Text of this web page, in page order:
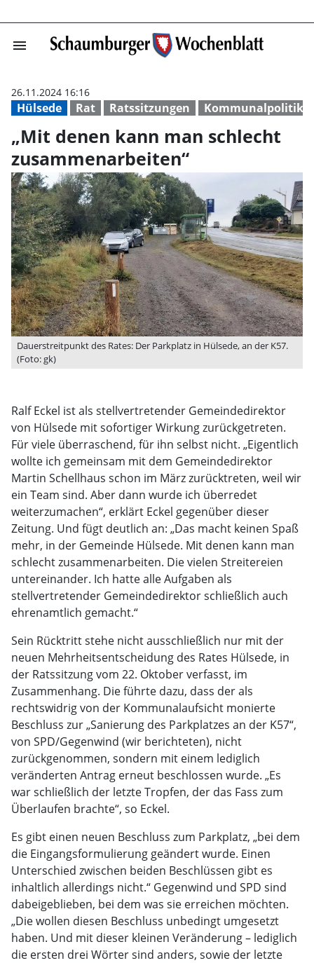
menu „Mit denen
Hülsede Rat Ratssitzungen Kommunalpolitik
26.11.2024 16:16
„Mit denen kann man schlecht
zusammenarbeiten“
Dauerstreitpunkt des Rates: Der Parkplatz in Hülsede, an der K57.
(Foto: gk)
Ralf Eckel ist als stellvertretender Gemeindedirektor
von Hülsede mit sofortiger Wirkung zurückgetreten.
Für viele überraschend, für ihn selbst nicht. „Eigentlich
wollte ich gemeinsam mit dem Gemeindedirektor
Martin Schellhaus schon im März zurücktreten, weil wir
ein Team sind. Aber dann wurde ich überredet
weiterzumachen“, erklärt Eckel gegenüber dieser
Zeitung. Und fügt deutlich an: „Das macht keinen Spaß
mehr, in der Gemeinde Hülsede. Mit denen kann man
schlecht zusammenarbeiten. Die vielen Streitereien
untereinander. Ich hatte alle Aufgaben als
stellvertretender Gemeindedirektor schließlich auch
ehrenamtlich gemacht.“
Sein Rücktritt stehe nicht ausschließlich nur mit der
neuen Mehrheitsentscheidung des Rates Hülsede, in
der Ratssitzung vom 22. Oktober verfasst, im
Zusammenhang. Die führte dazu, dass der als
rechtswidrig von der Kommunalaufsicht monierte
Beschluss zur „Sanierung des Parkplatzes an der K57“,
von SPD/Gegenwind (wir berichteten), nicht
zurückgenommen, sondern mit einem lediglich
veränderten Antrag erneut beschlossen wurde. „Es
war schließlich der letzte Tropfen, der das Fass zum
Überlaufen brachte“, so Eckel.
Es gibt einen neuen Beschluss zum Parkplatz, „bei dem
die Eingangsformulierung geändert wurde. Einen
Unterschied zwischen beiden Beschlüssen gibt es
inhaltlich allerdings nicht.“ Gegenwind und SPD sind
dabeigeblieben, bei dem was sie erreichen möchten.
„Die wollen diesen Beschluss unbedingt umgesetzt
haben. Und mit dieser kleinen Veränderung – lediglich
die ersten drei Wörter sind anders, sowie der letzte